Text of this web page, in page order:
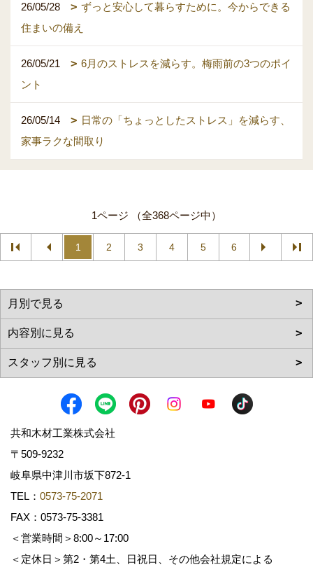
26/05/28
ずっと安心して暮らすために。今からできる
住まいの備え
26/05/21
6月のストレスを減らす。梅雨前の3つのポイ
ント
26/05/14
日常の「ちょっとしたストレス」を減らす、
家事ラクな間取り
1ページ （全368ページ中）
1 2 3 4 5 6
共和木材工業株式会社
〒509-9232
岐阜県中津川市坂下872‐1
TEL： 0573-75-2071
FAX：0573-75-3381
＜営業時間＞8:00～17:00
＜定休日＞第2・第4土、日祝日、その他会社規定による